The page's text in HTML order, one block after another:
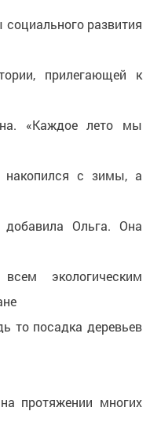
развития
прилегающей к
«Каждое лето мы
накопился с зимы, а
Ольга. Она
экологическим
то посадка деревьев
протяжении многих